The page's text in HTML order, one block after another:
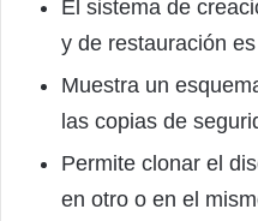
El sistema de
y de restauración
Muestra un
las copias de
Permite clonar el
en otro o en el